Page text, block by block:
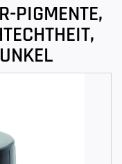
PIGMENTE,